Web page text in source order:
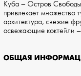
Куба – Остров
привлекает множество
архитектура, свежие
освежающие коктейли
ОБЩАЯ